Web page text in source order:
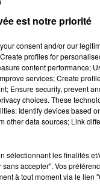
est notre priorité
consent and/or our
profiles for
content performance;
services; Create
Ensure security, prevent
choices. These
Identify devices based
other data sources; Link
sélectionnant les finalités
accepter". Vos
à tout moment via le lien